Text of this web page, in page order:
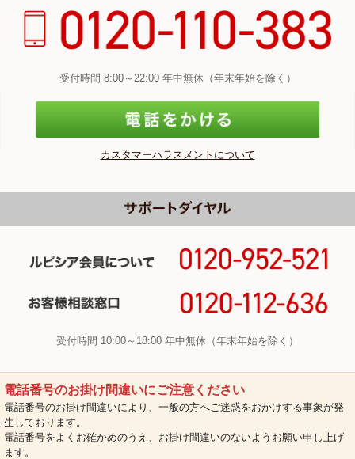
受付時間 8:00～22:00 年中無休（年末年始を除く）
カスタマーハラスメントについて
受付時間 10:00～18:00 年中無休（年末年始を除く）
電話番号のお掛け間違いにご注意ください
電話番号のお掛け間違いにより、一般の方へご迷惑をおかけする事象が発
生しております。
電話番号をよくお確かめのうえ、お掛け間違いのないようお願い申し上げ
ます。